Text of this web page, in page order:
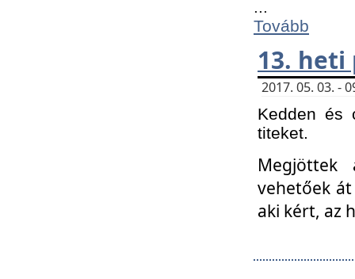
Tovább
13.
2017. 05. 03. -
Kedden és
titeket.
Megjöttek
vehetőek
aki kért, az